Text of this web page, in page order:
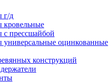
г/д
кровельные
с прессшайбой
универсальные оцинкованные
конструкций